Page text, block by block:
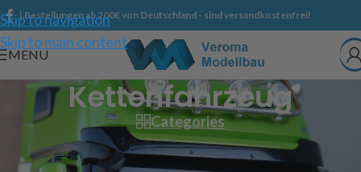
Skip to navigation
Skip to main content
| Bestellungen ab 200€ von Deutschland - sind versandkostenfrei!
MENU
Kettenfahrzeug
Categories
Shop/Ersatzteile/Veroma-Bausätze/
Kettenfahrzeug